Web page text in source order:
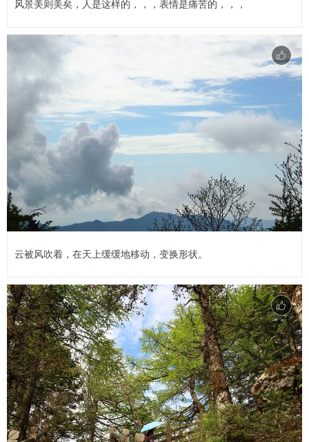
风景美则美矣，人是这样的，，，表情是痛苦的，，，
云被风吹着，在天上缓缓地移动，变换形状。